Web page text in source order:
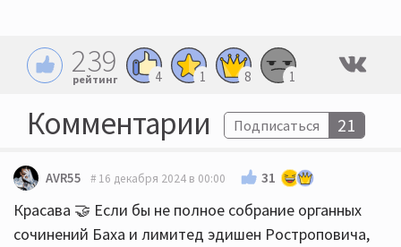
239
рейтинг 4 1 8 1
Комментарии Подписаться 21
AVR55 16 декабря 2024 в 00:00 31
Красава 🤝 Если бы не полное собрание органных
сочинений Баха и лимитед эдишен Ростроповича,